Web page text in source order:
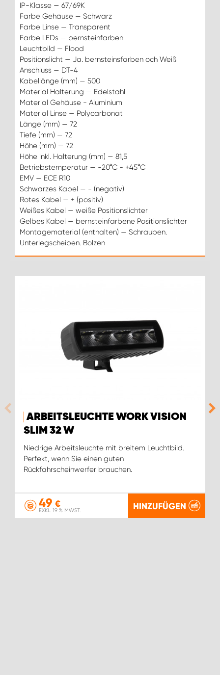
IP-Klasse — 67/69K
Farbe Gehäuse — Schwarz
Farbe Linse — Transparent
Farbe LEDs — bernsteinfarben
Leuchtbild — Flood
Positionslicht — Ja. bernsteinsfarben och Weiß
Anschluss — DT-4
Kabellänge (mm) — 500
Material Halterung — Edelstahl
Material Gehäuse - Aluminium
Material Linse — Polycarbonat
Länge (mm) — 72
Tiefe (mm) — 72
Höhe (mm) — 72
Höhe inkl. Halterung (mm) — 81,5
Betriebstemperatur — -20°C - +45°C
EMV — ECE R10
Schwarzes Kabel — - (negativ)
Rotes Kabel — + (positiv)
Weißes Kabel — weiße Positionslichter
Gelbes Kabel — bernsteinfarbene Positionslichter
Montagematerial (enthalten) — Schrauben.
Unterlegscheiben. Bolzen
ARBEITSLEUCHTE WORK VISION
SLIM 32 W
Niedrige Arbeitsleuchte mit breitem Leuchtbild.
Perfekt, wenn Sie einen guten
Rückfahrscheinwerfer brauchen.
49 €
EXKL. 19 % MWST. HINZUFÜGEN